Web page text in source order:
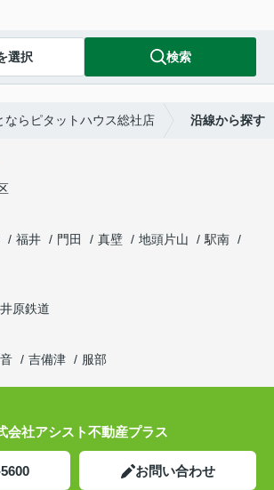
選択 検索
ならピタットハウス総社店 沿線から探す
福井 門田 真壁 地頭片山
駅南
井原鉄道
吉備津 服部
会社アシスト不動産プラス
お問い合わせ